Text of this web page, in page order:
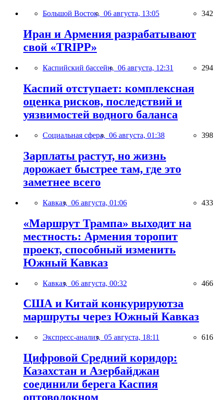
Большой Восток, 06 августа, 13:05 342
Иран и Армения разрабатывают
свой «TRIPP»
Каспийский бассейн, 06 августа, 12:31 294
Каспий отступает: комплексная
оценка рисков, последствий и
уязвимостей водного баланса
Социальная сфера, 06 августа, 01:38 398
Зарплаты растут, но жизнь
дорожает быстрее там, где это
заметнее всего
Кавказ, 06 августа, 01:06 433
«Маршрут Трампа» выходит на
местность: Армения торопит
проект, способный изменить
Южный Кавказ
Кавказ, 06 августа, 00:32 466
США и Китай конкурируютза
маршруты через Южный Кавказ
Экспресс-анализ, 05 августа, 18:11 616
Цифровой Средний коридор:
Казахстан и Азербайджан
соединили берега Каспия
оптоволокном